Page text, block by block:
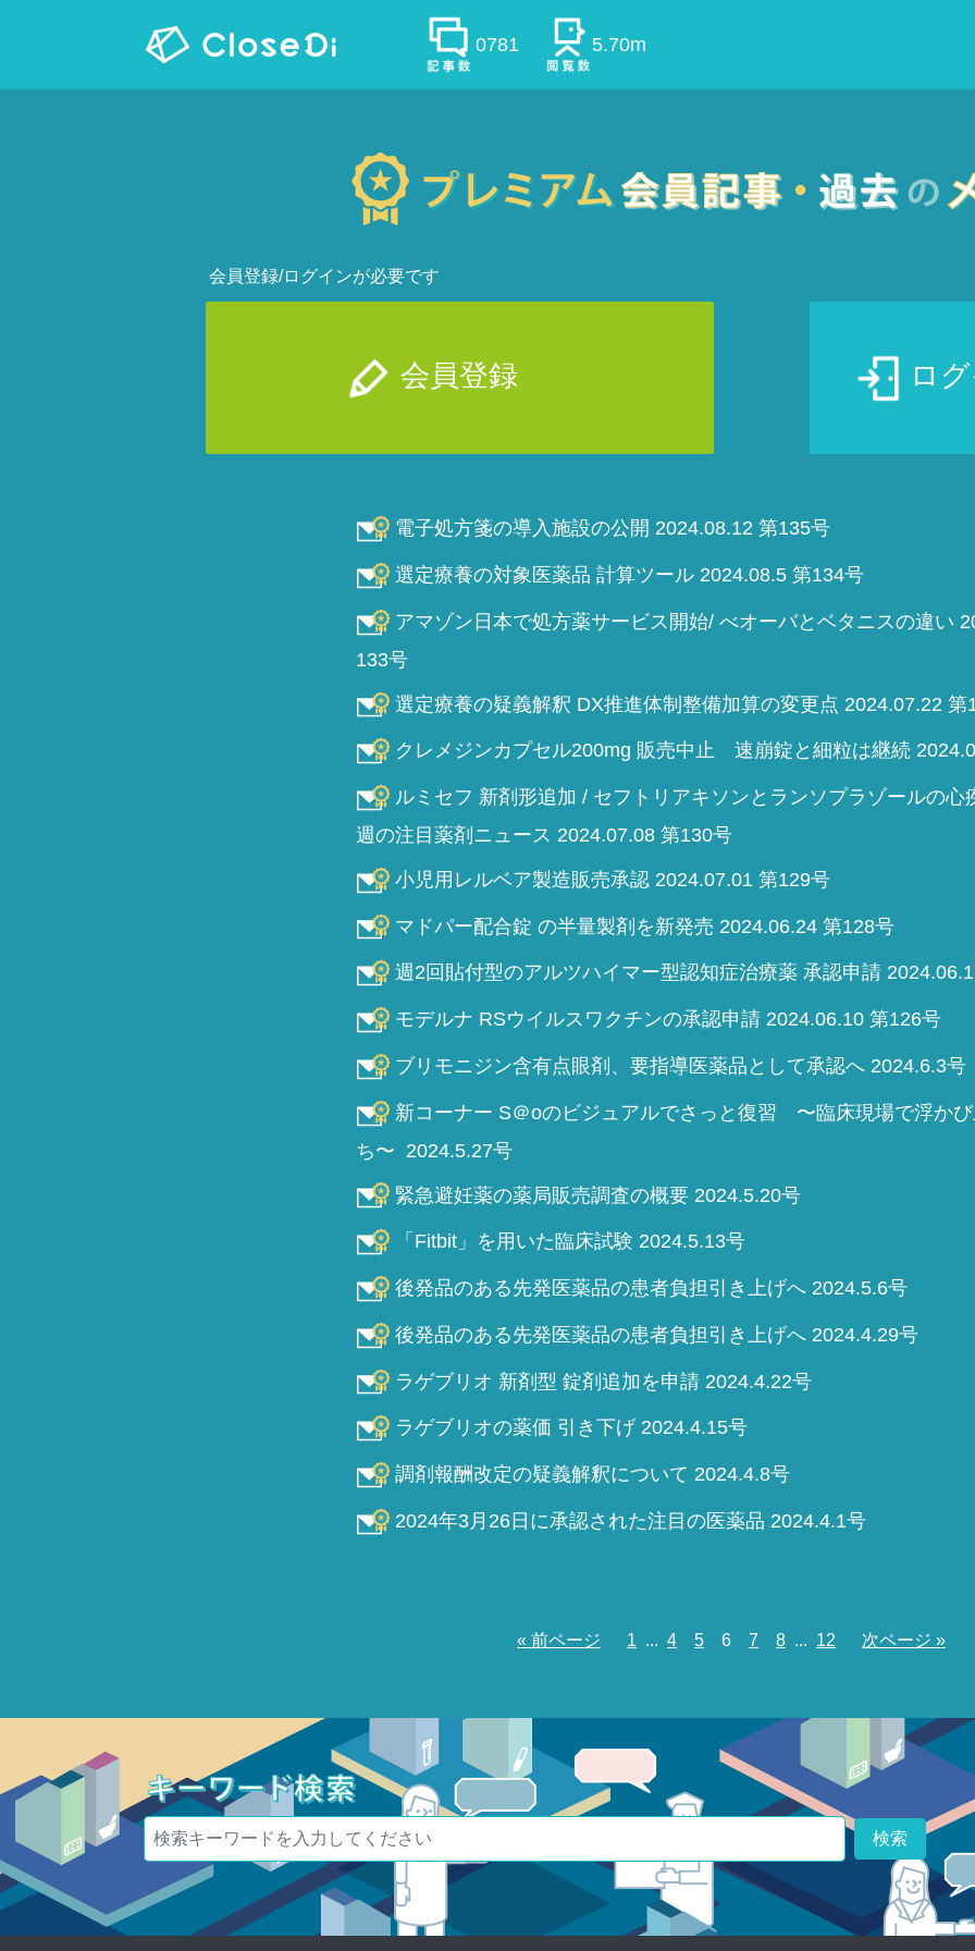
0781 5.70m
会員登録/ログインが必要です
会員登録 ロ
電子処方箋の導入施設の公開 2024.08.12 第135号
選定療養の対象医薬品 計算ツール 2024.08.5 第134号
アマゾン日本で処方薬サービス開始/ べオーバとベタニスの違い
133号
選定療養の疑義解釈 DX推進体制整備加算の変更点 2024.07.22 第
クレメジンカプセル200mg 販売中止 速崩錠と細粒は継続
ルミセフ 新剤形追加 / セフトリアキソンとランソプラゾールの心
週の注目薬剤ニュース 2024.07.08 第130号
小児用レルベア製造販売承認 2024.07.01 第129号
マドパー配合錠 の半量製剤を新発売 2024.06.24 第128号
週2回貼付型のアルツハイマー型認知症治療薬 承認申請
モデルナ RSウイルスワクチンの承認申請 2024.06.10 第126号
ブリモニジン含有点眼剤、要指導医薬品として承認へ 2024.6.3号
新コーナー S＠oのビジュアルでさっと復習 〜臨床現場で浮か
ち〜 2024.5.27号
緊急避妊薬の薬局販売調査の概要 2024.5.20号
「Fitbit」を用いた臨床試験 2024.5.13号
後発品のある先発医薬品の患者負担引き上げへ 2024.5.6号
後発品のある先発医薬品の患者負担引き上げへ 2024.4.29号
ラゲブリオ 新剤型 錠剤追加を申請 2024.4.22号
ラゲブリオの薬価 引き下げ 2024.4.15号
調剤報酬改定の疑義解釈について 2024.4.8号
2024年3月26日に承認された注目の医薬品 2024.4.1号
« 前ページ 1 ... 4 5 6 7 8 ... 12 次ページ »
検索